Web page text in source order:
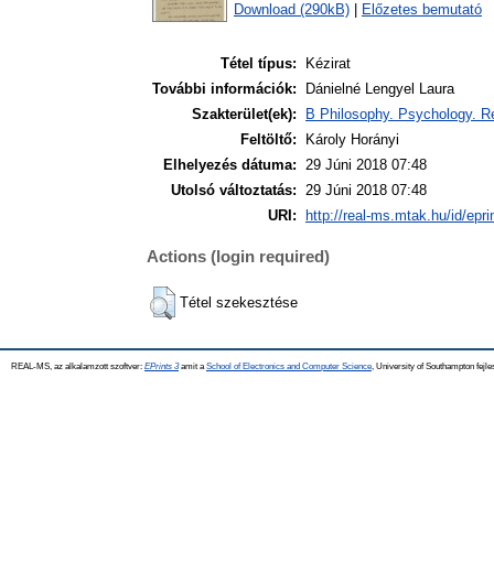
Download (290kB) Előzetes bemutató
Tétel típus:
Kézirat
További információk:
Dánielné Lengyel Laura
Szakterület(ek):
B Philosophy. Psychology.
Feltöltő:
Károly Horányi
Elhelyezés dátuma: 29 Júni 2018 07:48
Utolsó változtatás: 29 Júni 2018 07:48
URI:
http://real-ms.mtak.hu/id/
Actions (login required)
Tétel szekesztése
REAL-MS, az alkalamzott szoftver: EPrints 3amit a School of Electronics and Computer Science , University of Southampton